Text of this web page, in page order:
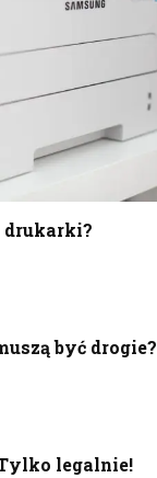
drukarki?
być drogie?
legalnie!